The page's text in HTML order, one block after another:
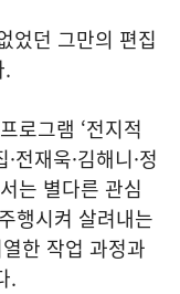
었던 그만의 편집
.
로그램 ‘전지적
전재욱·김해니·정
는 별다른 관심
행시켜 살려내는
한 작업 과정과
.